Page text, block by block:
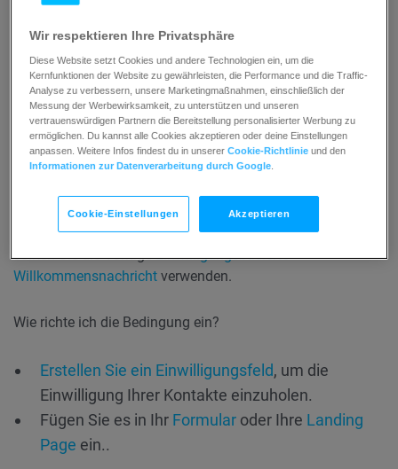
die eine Einwilligung erteilt haben, Ihre Nachrichten
erhalten. Sie können Bedingung auch dazu verwenden, um
Kontakte aus Ihrer Liste zu löschen oder zu verschieben, die
ihre Einwilligung widerrufen haben.
Die Bedingung erfasst nur Statusänderungen der
Einwilligung bereits vorhandener Kontakte. Das Element
Anmeldung ihre Einwilligung erteilen.Wenn Sie die
Einwilligung bei Anmeldung in Ihrer Liste erfassen wollen,
sollten Sie die VorlageEinwilligungsbasierte
Willkommensnachricht verwenden.
Wie richte ich die Bedingung ein?
Erstellen Sie ein Einwilligungsfeld, um die
Einwilligung Ihrer Kontakte einzuholen.
Fügen Sie es in Ihr Formular oder Ihre Landing
Page ein..
Wir respektieren Ihre Privatsphäre
Diese Website setzt Cookies und andere Technologien ein, um die
Kernfunktionen der Website zu gewährleisten, die Performance und die Traffic-
Analyse zu verbessern, unsere Marketingmaßnahmen, einschließlich der
Messung der Werbewirksamkeit, zu unterstützen und unseren
vertrauenswürdigen Partnern die Bereitstellung personalisierter Werbung zu
ermöglichen. Du kannst alle Cookies akzeptieren oder deine Einstellungen
anpassen. Weitere Infos findest du in unsererCookie-Richtlinie und den
Informationen zur Datenverarbeitung durch Google
Cookie-Einstellungen Akzeptieren